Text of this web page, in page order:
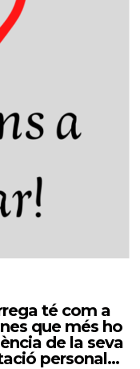
té com a
que més ho
de la seva
personal…